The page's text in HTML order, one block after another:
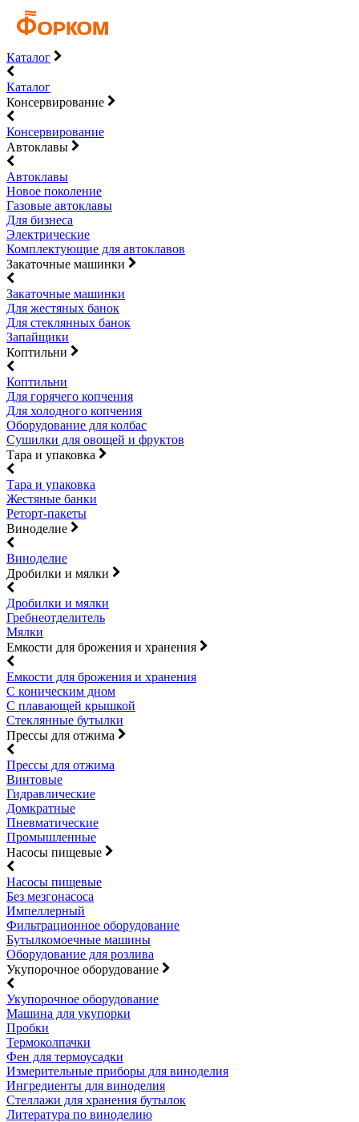
Каталог
Каталог
Консервирование
Консервирование
Автоклавы
Автоклавы
Новое поколение
Газовые автоклавы
Для бизнеса
Электрические
Комплектующие для автоклавов
Закаточные машинки
Закаточные машинки
Для жестяных банок
Для стеклянных банок
Запайщики
Коптильни
Коптильни
Для горячего копчения
Для холодного копчения
Оборудование для колбас
Сушилки для овощей и фруктов
Тара и упаковка
Тара и упаковка
Жестяные банки
Реторт-пакеты
Виноделие
Виноделие
Дробилки и мялки
Дробилки и мялки
Гребнеотделитель
Мялки
Емкости для брожения и хранения
Емкости для брожения и хранения
С коническим дном
С плавающей крышкой
Стеклянные бутылки
Прессы для отжима
Прессы для отжима
Винтовые
Гидравлические
Домкратные
Пневматические
Промышленные
Насосы пищевые
Насосы пищевые
Без мезгонасоса
Импеллерный
Фильтрационное оборудование
Бутылкомоечные машины
Оборудование для розлива
Укупорочное оборудование
Укупорочное оборудование
Машина для укупорки
Пробки
Термоколпачки
Фен для термоусадки
Измерительные приборы для виноделия
Ингредиенты для виноделия
Стеллажи для хранения бутылок
Литература по виноделию